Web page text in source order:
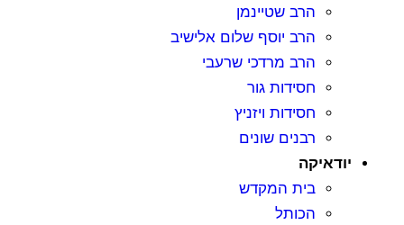
הרב שטיינמן
הרב יוסף שלום אלישיב
הרב מרדכי שרעבי
חסידות גור
חסידות ויזניץ
רבנים שונים
בית המקדש
הכותל